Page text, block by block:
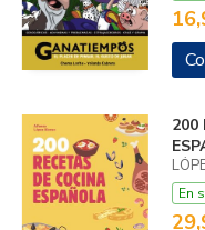
200
En